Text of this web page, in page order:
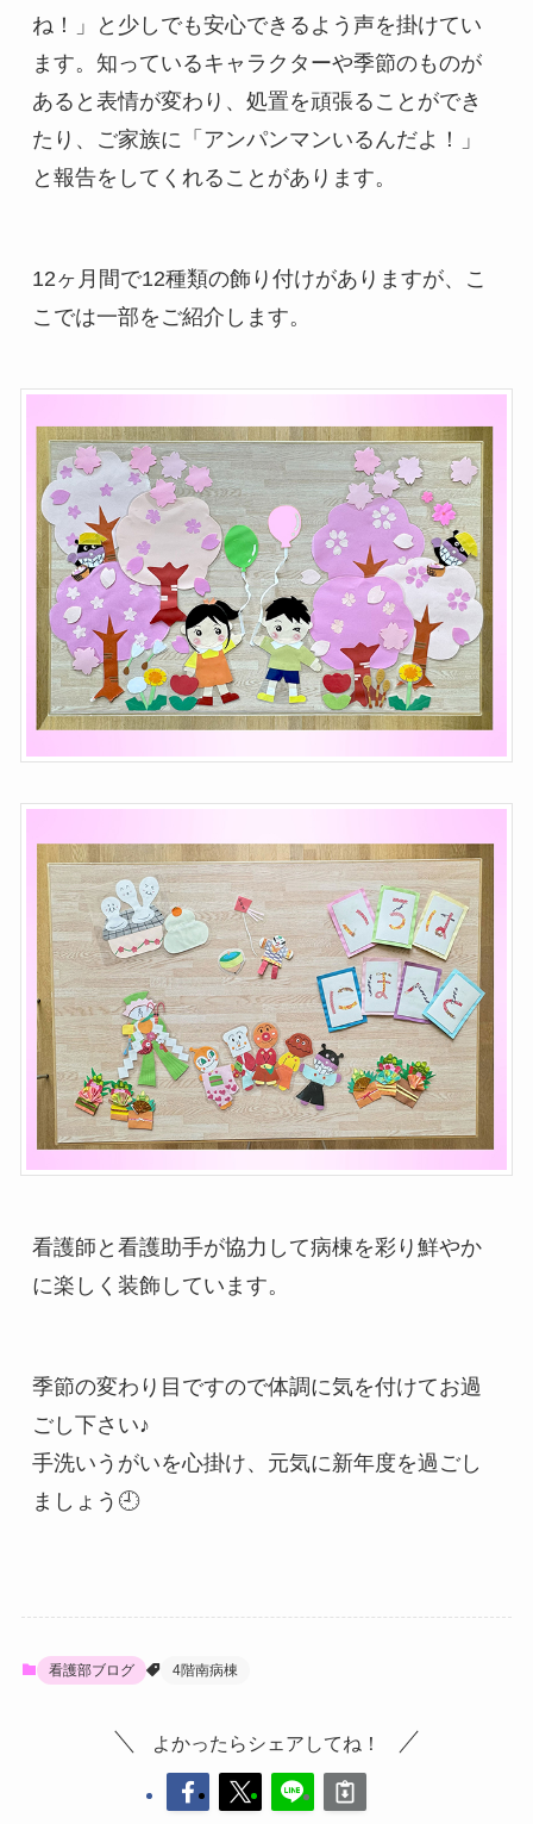
ね！」と少しでも安心できるよう声を掛けてい
ます。知っているキャラクターや季節のものが
あると表情が変わり、処置を頑張ることができ
たり、ご家族に「アンパンマンいるんだよ！」
と報告をしてくれることがあります。
12ヶ月間で12種類の飾り付けがありますが、こ
こでは一部をご紹介します。
看護師と看護助手が協力して病棟を彩り鮮やか
に楽しく装飾しています。
季節の変わり目ですので体調に気を付けてお過
ごし下さい♪
手洗いうがいを心掛け、元気に新年度を過ごし
ましょう🕘
看護部ブログ 4階南病棟
よかったらシェアしてね！